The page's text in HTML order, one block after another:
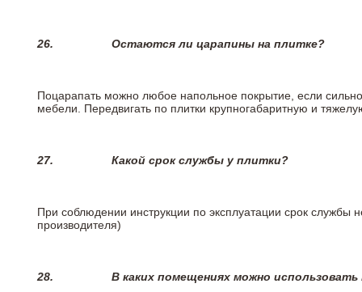
26. Остаются ли царапины на плитке?
Поцарапать можно любое напольное покрытие, если
мебели. Передвигать по плитки крупногабаритную и
27. Какой срок службы у плитки?
При соблюдении инструкции по эксплуатации срок
производителя)
28. В каких помещениях можно